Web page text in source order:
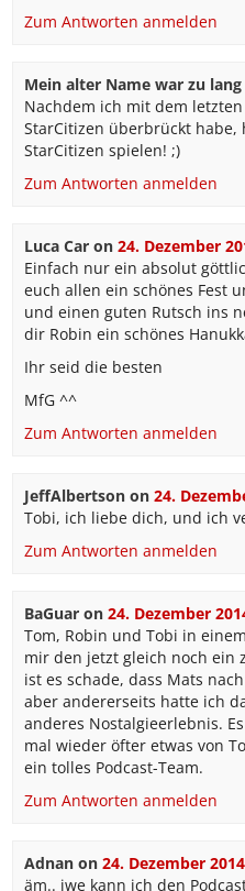
Zum Antworten anmelden
Mein alter Name war zu lang
Nachdem ich mit dem
StarCitizen überbrückt
StarCitizen spielen! ;)
Zum Antworten anmelden
Luca Caron 24. Dezember
Einfach nur ein absolut
euch allen ein schönes Fest
und einen guten Rutsch ins
dir Robin ein schönes
Ihr seid die besten
MfG ^^
Zum Antworten anmelden
JeffAlbertsonon 24.
Tobi, ich liebe dich, und ich
Zum Antworten anmelden
BaGuaron 24. Dezember
Tom, Robin und Tobi in
mir den jetzt gleich noch ein
ist es schade, dass Mats
aber andererseits hatte ich
anderes Nostalgieerlebnis.
mal wieder öfter etwas von
ein tolles Podcast-Team.
Zum Antworten anmelden
Adnanon 24. Dezember 2014
äm.. iwe kann ich den